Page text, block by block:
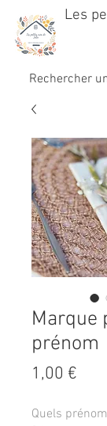
Les
Rechercher
Marque
prénom
1,00 €
Quels